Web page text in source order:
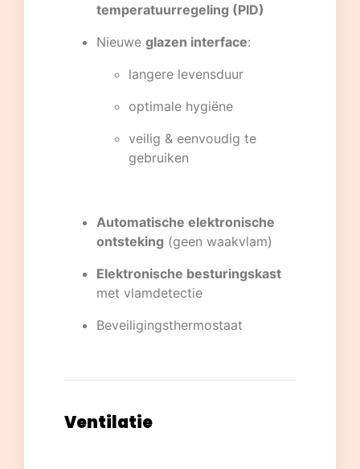
temperatuurregeling (PID)
Nieuwe glazen interface:
langere levensduur
optimale hygiëne
veilig & eenvoudig te
gebruiken
Automatische elektronische
ontsteking (geen waakvlam)
Elektronische besturingskast
met vlamdetectie
Beveiligingsthermostaat
Ventilatie